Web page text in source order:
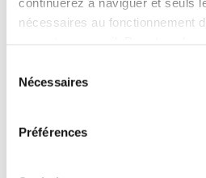
nécessaires au fonctionnement
Nécessaires
Préférences
Italia
language Site web
http://
sacra/